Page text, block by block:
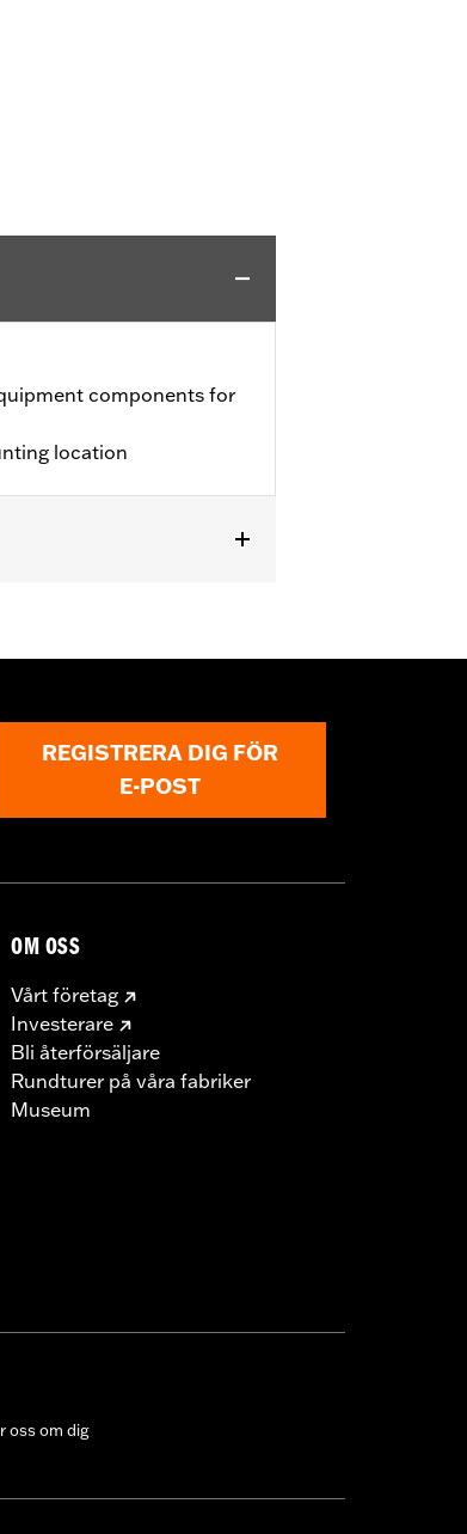
components for
location
REGISTRERA DIG FÖR
E-POST
OM OSS
Vårt företag
Investerare
Bli återförsäljare
Rundturer på våra fabriker
Museum
oss om dig